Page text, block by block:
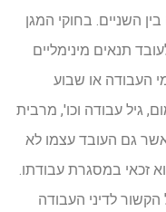
השניים. בחוקי המגן
תנאים מינימליים
העבודה או שבוע
גיל עבודה וכו', מרבית
גם העובד עצמו לא
זכאי במסגרת עבודתו.
לדיני העבודה